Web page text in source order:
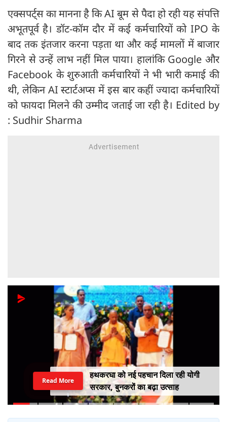
एक्सपर्ट्‍स का मानना है कि AI बूम से पैदा हो रही यह संपत्ति
अभूतपूर्व है। डॉट-कॉम दौर में कई कर्मचारियों को IPO के
बाद तक इंतजार करना पड़ता था और कई मामलों में बाजार
गिरने से उन्हें लाभ नहीं मिल पाया। हालांकि Google और
Facebook के शुरुआती कर्मचारियों ने भी भारी कमाई की
थी, लेकिन AI स्टार्टअप्स में इस बार कहीं ज्यादा कर्मचारियों
को फायदा मिलने की उम्मीद जताई जा रही है। Edited by
: Sudhir Sharma
हथकरघा को नई पहचान दिला रही योगी
सरकार, बुनकरों का बढ़ा उत्साह
Read More